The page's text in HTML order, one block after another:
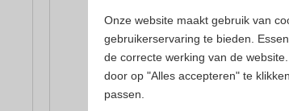
Onze website maakt gebruik van
gebruikerservaring te bieden.
de correcte werking van de
door op "Alles accepteren" te
passen.